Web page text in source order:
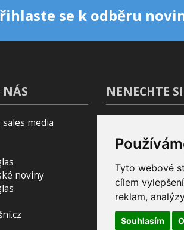
Tyto webové
cílem
reklam,
Souhlasím
se k odběru
media
noviny
NENECHTE
Podcast Pijavice